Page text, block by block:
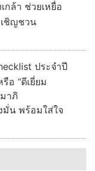
ล้า ช่วยเหยื่อ
ชิญชวน
ประจำปี
อ “ดีเยี่ยม
าภิ
น พร้อมใส่ใจ